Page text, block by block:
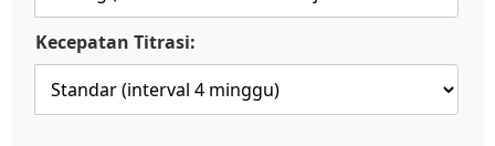
Kecepatan Titrasi: